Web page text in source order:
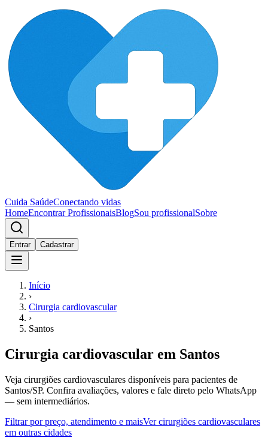
Cuida SaúdeConectando vidas
HomeEncontrar ProfissionaisBlogSou profissionalSobre
Entrar Cadastrar
Início
›
Cirurgia cardiovascular
›
Santos
Cirurgia cardiovascular em Santos
Veja cirurgiões cardiovasculares disponíveis para pacientes de
Santos/SP. Confira avaliações, valores e fale direto pelo WhatsApp
— sem intermediários.
Filtrar por preço, atendimento e maisVercirurgiões cardiovasculares
em outras cidades